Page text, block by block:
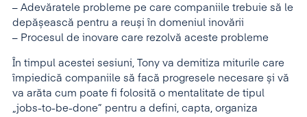
– Adevăratele probleme pe care companiile trebuie să le
depășească pentru a reuși în domeniul inovării
– Procesul de inovare care rezolvă aceste probleme
În timpul acestei sesiuni, Tony va demitiza miturile care
împiedică companiile să facă progresele necesare și vă
va arăta cum poate fi folosită o mentalitate de tipul
„jobs-to-be-done” pentru a defini, capta, organiza